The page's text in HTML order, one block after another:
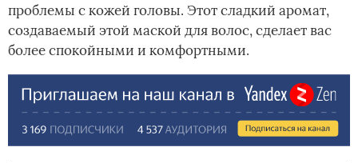
проблемы с кожей головы. Этот сладкий аромат,
создаваемый этой маской для волос, сделает вас
более спокойными и комфортными.